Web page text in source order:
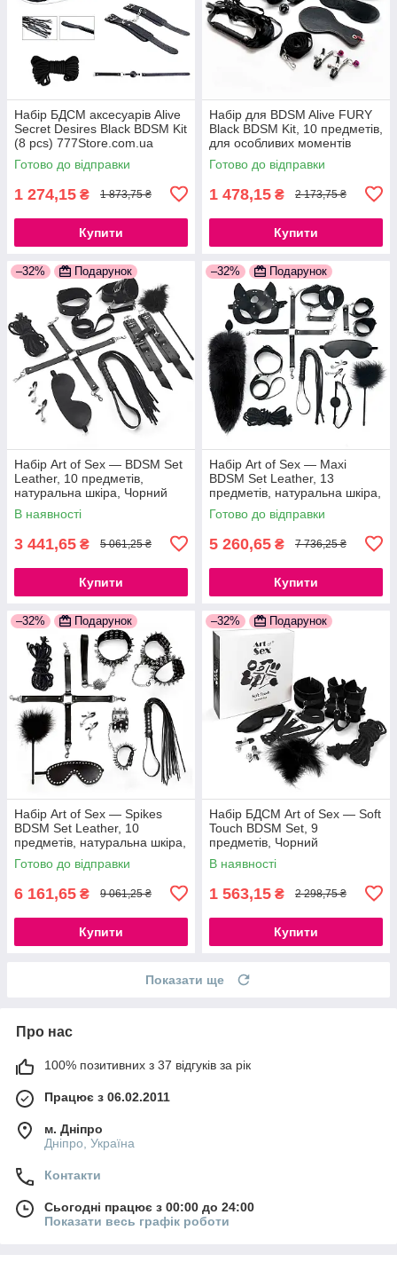
Набір БДСМ аксесуарів Alive
Secret Desires Black BDSM Kit
(8 pcs) 777Store.com.ua
Готово до відправки
1 274,15 ₴ 1 873,75 ₴
Купити
Набір для BDSM Alive FURY
Black BDSM Kit, 10 предметів,
для особливих моментів
підкорення та домінування
Готово до відправки
1 478,15 ₴ 2 173,75 ₴
Купити
–32% Подарунок
Набір Art of Sex — BDSM Set
Leather, 10 предметів,
натуральна шкіра, Чорний
777Store.com.ua
В наявності
3 441,65 ₴ 5 061,25 ₴
Купити
–32% Подарунок
Набір Art of Sex — Maxi
BDSM Set Leather, 13
предметів, натуральна шкіра,
Чорний 777Store.com.ua
Готово до відправки
5 260,65 ₴ 7 736,25 ₴
Купити
–32% Подарунок
Набір Art of Sex — Spikes
BDSM Set Leather, 10
предметів, натуральна шкіра,
Чорний 777Store.com.ua
Готово до відправки
6 161,65 ₴ 9 061,25 ₴
Купити
–32% Подарунок
Набір БДСМ Art of Sex — Soft
Touch BDSM Set, 9
предметів, Чорний
777Store.com.ua
В наявності
1 563,15 ₴ 2 298,75 ₴
Купити
Показати ще
Про нас
100% позитивних з 37 відгуків за рік
Працює з 06.02.2011
м. Дніпро
Дніпро, Україна
Контакти
Сьогодні працює з 00:00 до 24:00
Показати весь графік роботи